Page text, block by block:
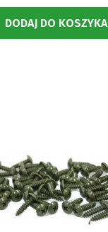
DODAJ DO KOSZYKA